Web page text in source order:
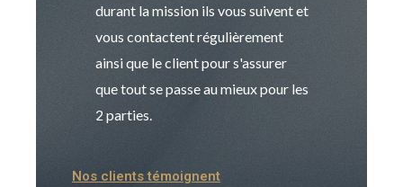
durant la mission ils vous suivent et
vous contactent régulièrement
ainsi que le client pour s'assurer
que tout se passe au mieux pour les
2 parties.
Nos clients témoignent